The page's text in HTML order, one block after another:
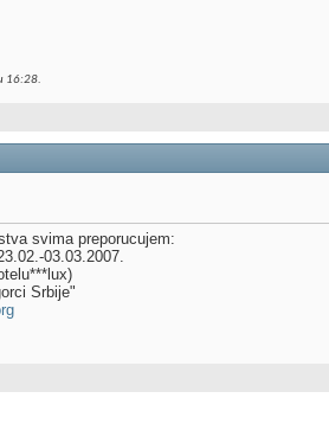
16:28.
svima preporucujem:
03.03.2007.
Srbije"